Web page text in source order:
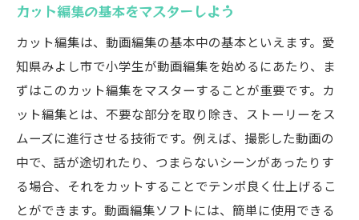
カット編集の基本をマスターしよう
カット編集は、動画編集の基本中の基本といえます。愛
知県みよし市で小学生が動画編集を始めるにあたり、ま
ずはこのカット編集をマスターすることが重要です。カ
ット編集とは、不要な部分を取り除き、ストーリーをス
ムーズに進行させる技術です。例えば、撮影した動画の
中で、話が途切れたり、つまらないシーンがあったりす
る場合、それをカットすることでテンポ良く仕上げるこ
とができます。動画編集ソフトには、簡単に使用できる